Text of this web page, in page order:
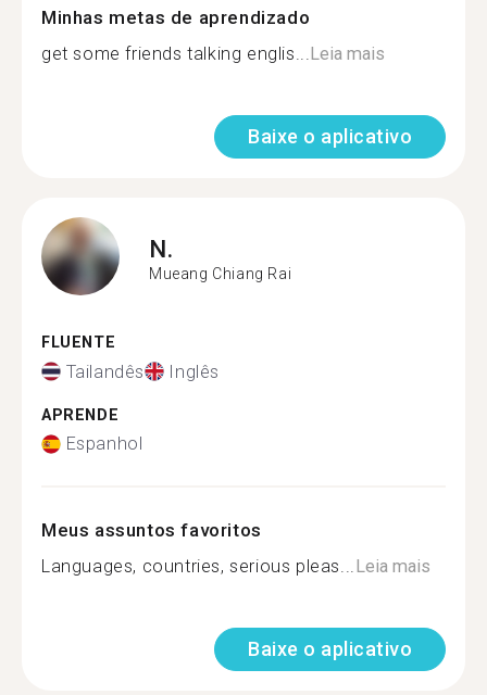
Minhas metas de aprendizado
get some friends talking englis...Leia mais
Baixe o aplicativo
N.
Mueang Chiang Rai
FLUENTE
Tailandês Inglês
APRENDE
Espanhol
Meus assuntos favoritos
Languages, countries, serious pleas...Leia mais
Baixe o aplicativo